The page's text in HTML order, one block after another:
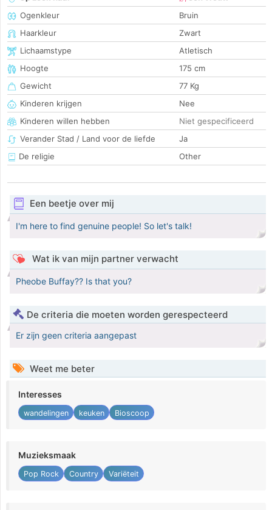
Ogenkleur
Bruin
Haarkleur
Zwart
Lichaamstype
Atletisch
Hoogte
175 cm
Gewicht
77 Kg
Kinderen krijgen
Nee
Kinderen willen hebben
Niet gespecificeerd
Verander Stad / Land voor de liefde
Ja
De religie
Other
Een beetje over mij
I'm here to find genuine people! So let's talk!
Wat ik van mijn partner verwacht
Pheobe Buffay?? Is that you?
De criteria die moeten worden gerespecteerd
Er zijn geen criteria aangepast
Weet me beter
Interesses
wandelingen keuken Bioscoop
Muzieksmaak
Pop Rock Country Variëteit